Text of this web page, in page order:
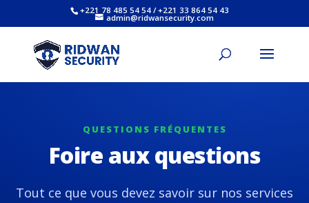
+221 78 485 54 54 / +221 33 864 54 43
admin@ridwansecurity.com
QUESTIONS FRÉQUENTES
Foire aux questions
Tout ce que vous devez savoir sur nos services